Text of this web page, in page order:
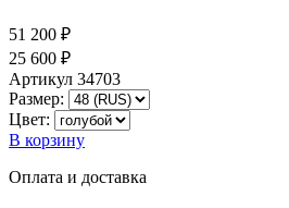
51 200 ₽
25 600 ₽
Артикул 34703
Размер:
Цвет:
В корзину
Оплата и доставка